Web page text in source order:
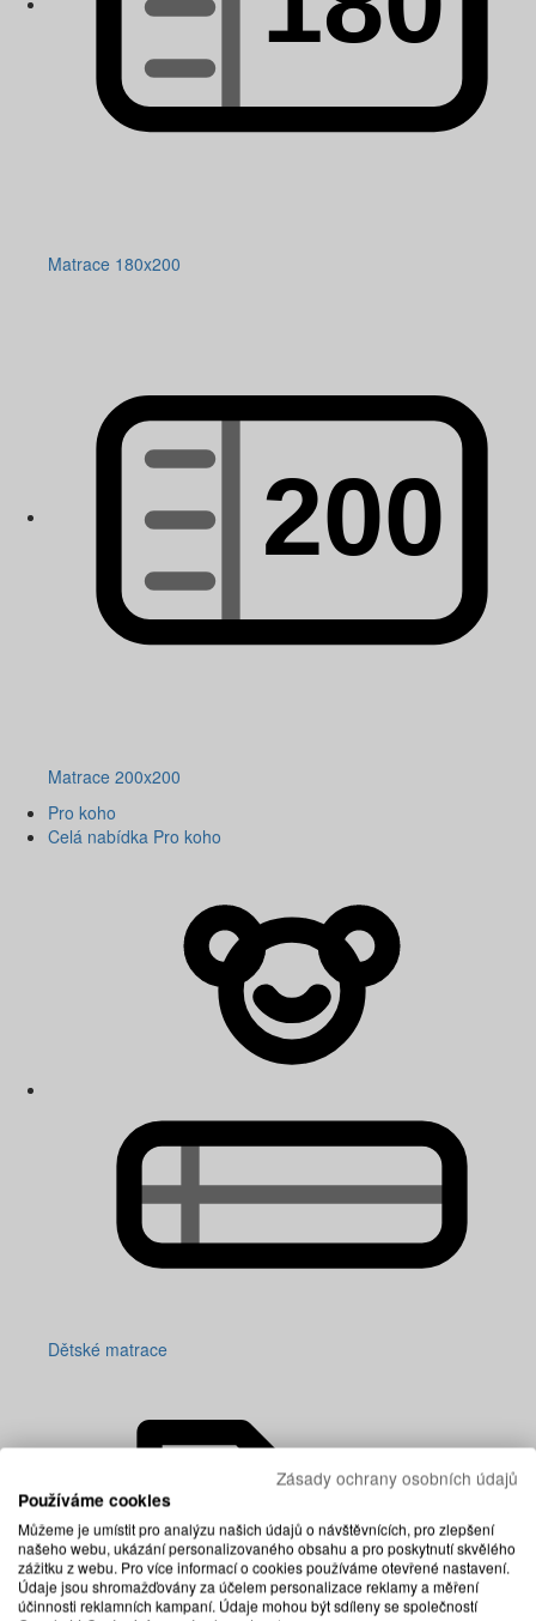
Matrace 180x200
Matrace 200x200
Pro koho
Celá nabídka Pro koho
Dětské matrace
Zásady ochrany osobních údajů
Používáme cookies
Můžeme je umístit pro analýzu našich údajů o návštěvnících, pro zlepšení
našeho webu, ukázání personalizovaného obsahu a pro poskytnutí skvělého
zážitku z webu. Pro více informací o cookies používáme otevřené nastavení.
Údaje jsou shromažďovány za účelem personalizace reklamy a měření
účinnosti reklamních kampaní. Údaje mohou být sdíleny se společností